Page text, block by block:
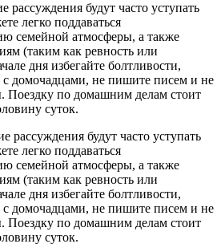
рассуждения будут часто уступать
легко поддаваться
семейной атмосферы, а также
(таким как ревность или
дня избегайте болтливости,
с домочадцами, не пишите писем и не
Поездку по домашним делам стоит
суток.
рассуждения будут часто уступать
легко поддаваться
семейной атмосферы, а также
(таким как ревность или
дня избегайте болтливости,
с домочадцами, не пишите писем и не
Поездку по домашним делам стоит
суток.